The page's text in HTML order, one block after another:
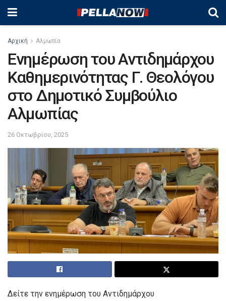
Αρχική Αλμωπία
Ενημέρωση του Αντιδημάρχου
Καθημερινότητας Γ. Θεολόγου
στο Δημοτικό Συμβούλιο
Αλμωπίας
26 Οκτωβρίου, 2025
Δείτε την ενημέρωση του Αντιδημάρχου